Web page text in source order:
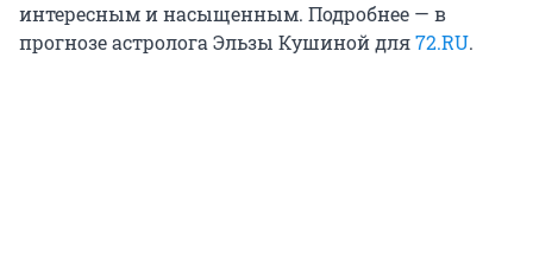
интересным и насыщенным. Подробнее — в
прогнозе астролога Эльзы Кушиной для72.RU.